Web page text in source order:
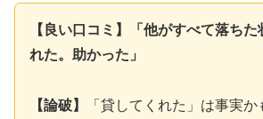
【良い口コミ】「他がすべて落ちた
れた。助かった」
【論破】
「貸してくれた」は事実か